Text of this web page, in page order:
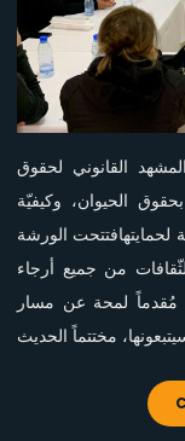
القانوني لحقوق
الحيوان، وكيفيّة
الورشة
من جميع أرجاء
لمحة عن مسار